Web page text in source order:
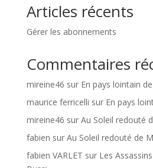
Articles récents
Gérer les abonnements
Commentaires
mireine46 sur En pays lointain
maurice ferricelli sur En pays
mireine46 sur Au Soleil redouté
fabien sur Au Soleil redouté de
fabien VARLET sur Les